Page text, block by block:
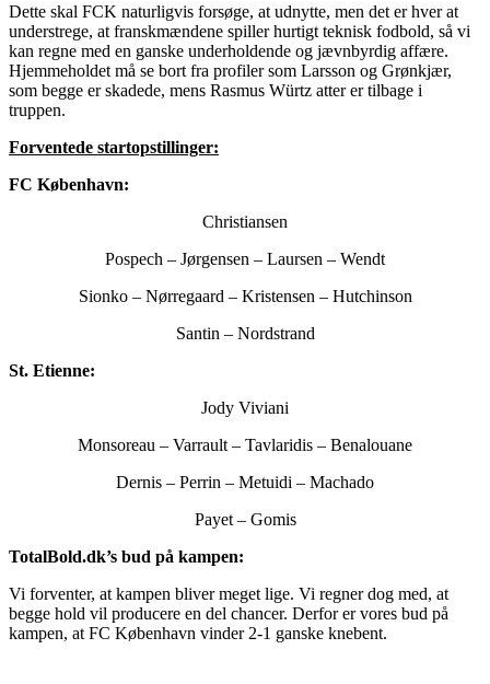
Dette skal FCK naturligvis forsøge, at udnytte, men det er hver at
understrege, at franskmændene spiller hurtigt teknisk fodbold, så vi
kan regne med en ganske underholdende og jævnbyrdig affære.
Hjemmeholdet må se bort fra profiler som Larsson og Grønkjær,
som begge er skadede, mens Rasmus Würtz atter er tilbage i
truppen.
Forventede startopstillinger:
FC København:
Christiansen
Pospech – Jørgensen – Laursen – Wendt
Sionko – Nørregaard – Kristensen – Hutchinson
Santin – Nordstrand
St. Etienne:
Jody Viviani
Monsoreau – Varrault – Tavlaridis – Benalouane
Dernis – Perrin – Metuidi – Machado
Payet – Gomis
TotalBold.dk’s bud på kampen:
Vi forventer, at kampen bliver meget lige. Vi regner dog med, at
begge hold vil producere en del chancer. Derfor er vores bud på
kampen, at FC København vinder 2-1 ganske knebent.